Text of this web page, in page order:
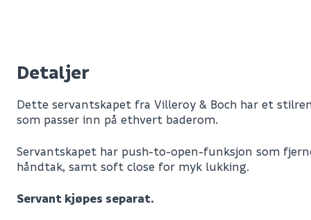
Detaljer
Dette servantskapet fra Villeroy & Boch har et
som passer inn på ethvert baderom.
Servantskapet har push-to-open-funksjon som
håndtak, samt soft close for myk lukking.
Servant kjøpes separat.